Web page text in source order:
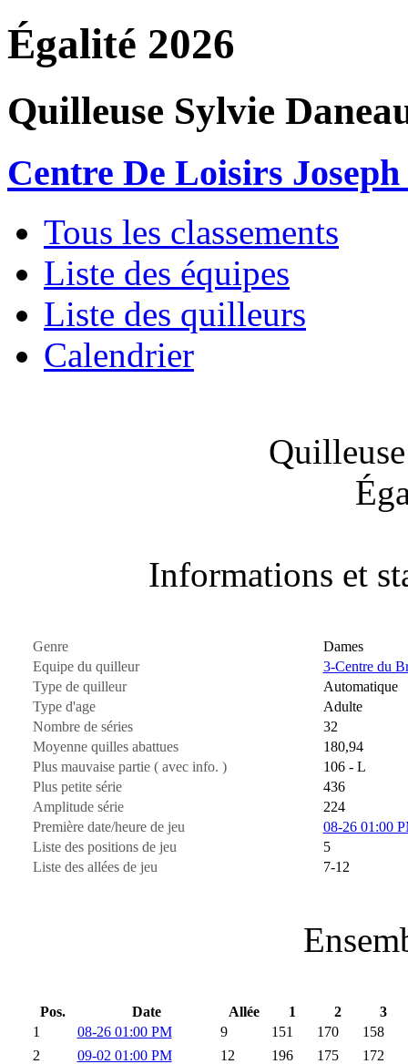
Égalité 2026
Quilleuse Sylvie
Centre De Loisirs
Tous les classements
Liste des équipes
Liste des quilleurs
Calendrier
Informations et
Genre
Dames
Equipe du quilleur
3-Centre du
Type de quilleur
Automatique
Type d'age
Adulte
Nombre de séries
32
Moyenne quilles abattues
180,94
Plus mauvaise partie ( avec info. )
106 - L
Plus petite série
436
Amplitude série
224
Première date/heure de jeu
08-26 01:00
Liste des positions de jeu
5
Liste des allées de jeu
7-12
Pos. Date Allée 1 2
3
1
08-26 01:00 PM 9 151 170 158
2
09-02 01:00 PM 12 196 175 172